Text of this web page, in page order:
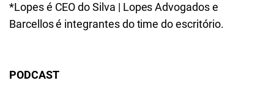
*Lopes é CEO do Silva | Lopes Advogados e
Barcellos é integrantes do time do escritório.
PODCAST